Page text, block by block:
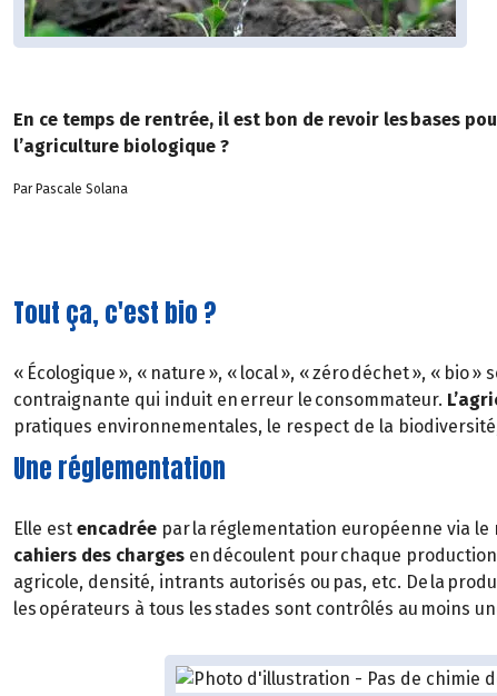
En ce temps de rentrée, il est bon de revoir les bases
l’agriculture biologique ?
Par Pascale Solana
Tout ça, c'est bio ?
« Écologique », « nature », « local », « zéro déchet », « bio
contraignante qui induit en erreur le consommateur.
pratiques environnementales, le respect de la
Une réglementation
Elle est encadrée par la réglementation européenne via le
cahiers des charges en découlent pour chaque
agricole, densité, intrants autorisés ou pas, etc. De la
les opérateurs à tous les stades sont contrôlés au moins